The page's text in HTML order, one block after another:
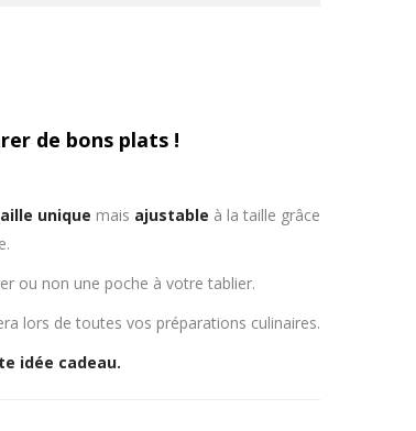
de bons plats !
unique mais ajustable à la taille grâce
ou non une poche à votre tablier.
lors de toutes vos préparations culinaires.
idée cadeau.